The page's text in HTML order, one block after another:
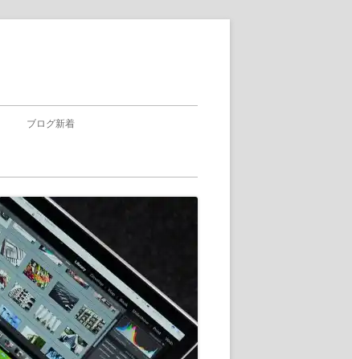
ブログ新着